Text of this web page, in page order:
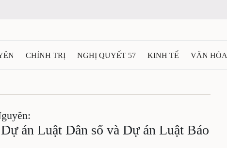
CHÍNH TRỊ NGHỊ QUYẾT 57 KINH TẾ VĂN HÓA
TÀI NGUYÊN - MÔI TRƯỜNG
án Luật Dân số và Dự án Luật Báo